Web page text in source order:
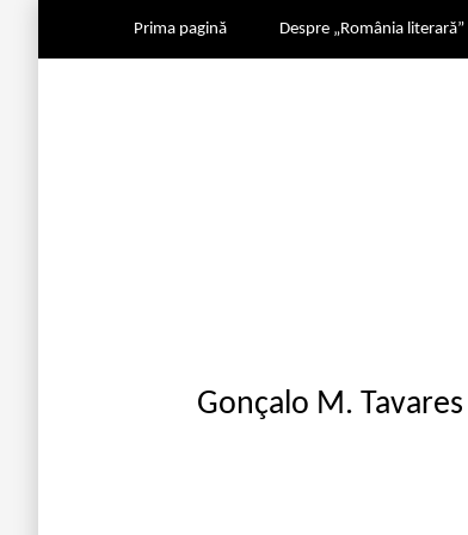
Prima pagină Despre „România literară”
Gonçalo M.